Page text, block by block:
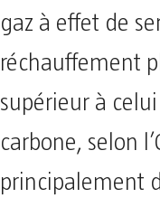
gaz à effet de
réchauffement
supérieur à
carbone, selon
principalement